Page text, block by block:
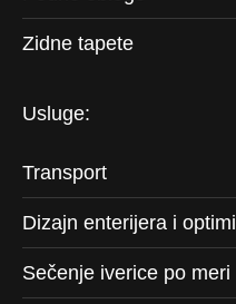
Zidne tapete
Usluge:
Transport
Dizajn enterijera i
Sečenje iverice po meri